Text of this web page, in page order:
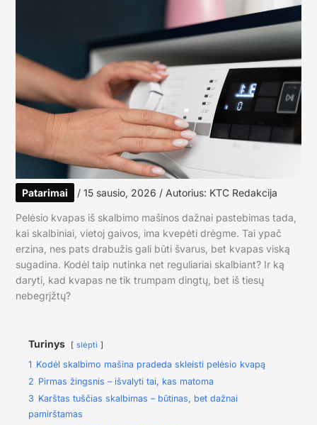
Patarimai / 15 sausio, 2026 / Autorius: KTC Redakcija
Pelėsio kvapas iš skalbimo mašinos dažnai pastebimas tada,
kai skalbiniai, vietoj gaivos, ima kvepėti drėgme. Tai ypač
erzina, nes pats drabužis gali būti švarus, bet kvapas viską
sugadina. Kodėl taip nutinka net reguliariai skalbiant? Ir ką
daryti, kad kvapas ne tik trumpam dingtų, bet iš tiesų
nebegrįžtų?
Turinys slėpti
1 Kodėl skalbimo mašina pradeda skleisti pelėsio kvapą
2 Pirmas žingsnis – išvalyti tai, kas matoma
3 Karštas tuščias skalbimas – būtinas, bet dažnai
pamirštamas